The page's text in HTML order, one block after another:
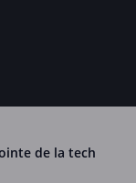
de la tech